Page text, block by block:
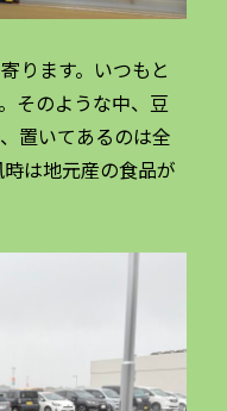
ります。いつもと
そのような中、豆
置いてあるのは全
は地元産の食品が